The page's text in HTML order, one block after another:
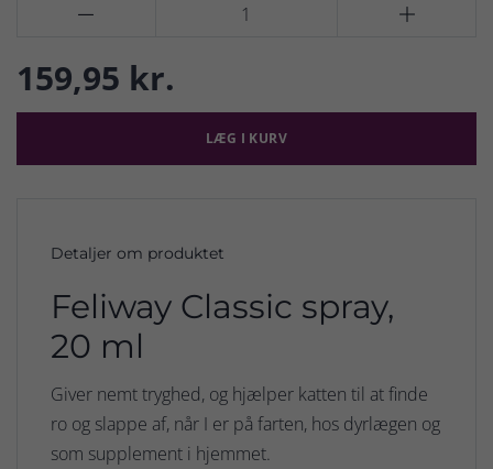
 
159,95 kr.
LÆG I KURV
Detaljer om produktet
Feliway Classic spray,
20 ml
Giver nemt tryghed, og hjælper katten til at finde
ro og slappe af, når I er på farten, hos dyrlægen og
som supplement i hjemmet.